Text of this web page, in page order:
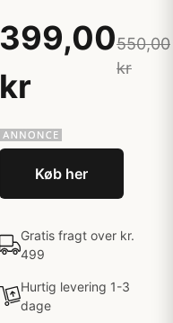
399,00
kr
550,00
kr
Køb her
Gratis fragt over kr.
499
Hurtig levering 1-3
dage